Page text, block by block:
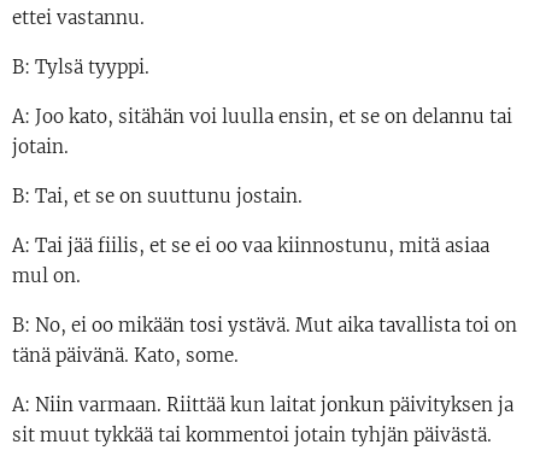
ettei vastannu.
B: Tylsä tyyppi.
A: Joo kato, sitähän voi luulla ensin, et se on delannu tai
jotain.
B: Tai, et se on suuttunu jostain.
A: Tai jää fiilis, et se ei oo vaa kiinnostunu, mitä asiaa
mul on.
B: No, ei oo mikään tosi ystävä. Mut aika tavallista toi on
tänä päivänä. Kato, some.
A: Niin varmaan. Riittää kun laitat jonkun päivityksen ja
sit muut tykkää tai kommentoi jotain tyhjän päivästä.